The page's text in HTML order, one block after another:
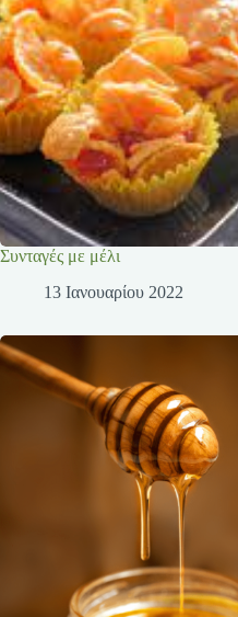
Συνταγές με μέλι
13 Ιανουαρίου 2022